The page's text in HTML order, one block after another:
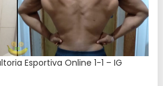
Esportiva Online 1-1 – IG